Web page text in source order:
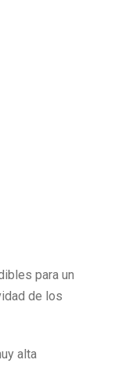
para un
de los
alta